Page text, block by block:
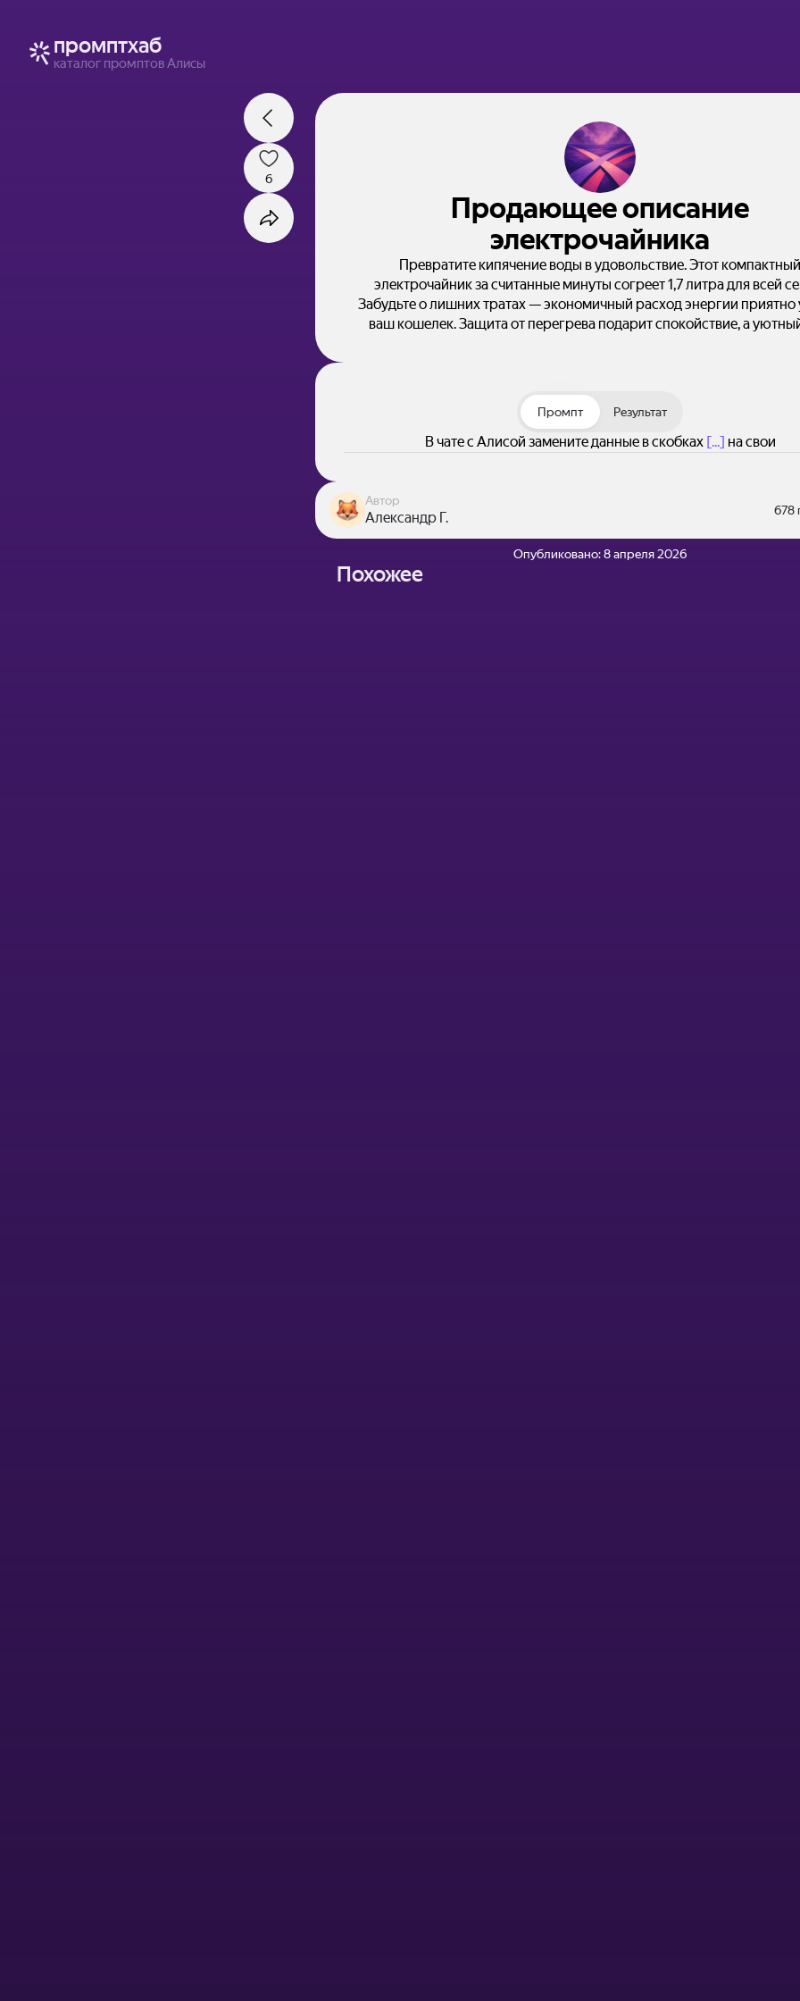
промптхаб
каталог промптов Алисы
Продающее описание
электрочайника
Превратите кипячение воды в удовольствие. Этот компактный
электрочайник за считанные минуты согреет 1,7 литра для всей
Забудьте о лишних тратах — экономичный расход энергии приятно
ваш кошелек. Защита от перегрева подарит спокойствие, а
6
Промпт Результат
В чате с Алисой замените данные в скобках [...] на свои
Автор
Александр Г. 678
Опубликовано:8 апреля 2026
Похожее